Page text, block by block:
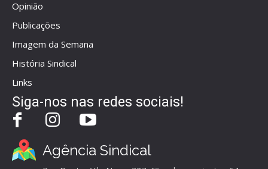
Opinião
Publicações
Imagem da Semana
História Sindical
Links
Siga-nos nas redes sociais!
Agência Sindical